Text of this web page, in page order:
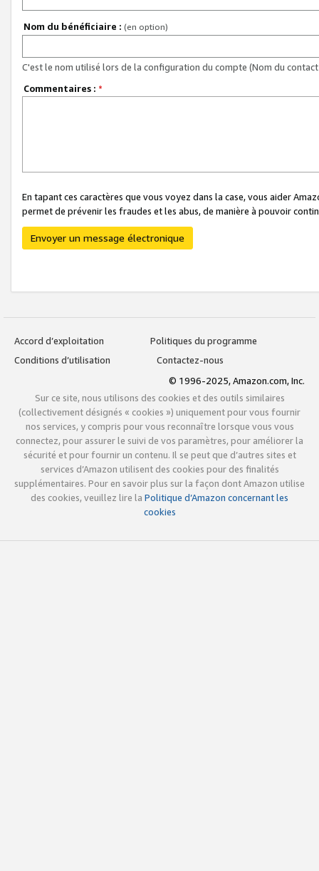
Nom du bénéficiaire : (en option)
C'est le nom utilisé lors de la configuration du compte (Nom du
Commentaires : *
En tapant ces caractères que vous voyez dans la case, vous aider
permet de prévenir les fraudes et les abus, de manière à pouvoir
Envoyer un message électronique
Accord d’exploitation
Politiques du programme
Conditions d’utilisation
Contactez-nous
© 1996-2025, Amazon.com, Inc.
Sur ce site, nous utilisons des cookies et des outils similaires
(collectivement désignés « cookies ») uniquement pour vous fournir
nos services, y compris pour vous reconnaître lorsque vous vous
connectez, pour assurer le suivi de vos paramètres, pour améliorer la
sécurité et pour fournir un contenu. Il se peut que d’autres sites et
services d’Amazon utilisent des cookies pour des finalités
supplémentaires. Pour en savoir plus sur la façon dont Amazon utilise
des cookies, veuillez lire la Politique d’Amazon concernant les
cookies